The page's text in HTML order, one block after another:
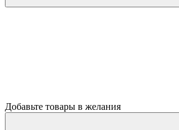
Добавьте товары в желания